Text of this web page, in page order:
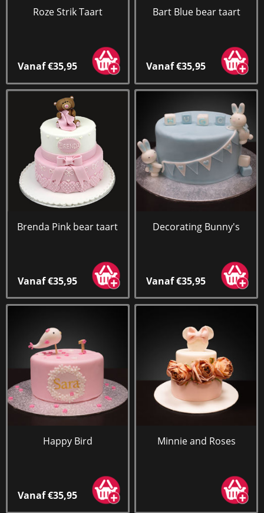
Roze Strik Taart
Vanaf €35,95
Bart Blue bear taart
Vanaf €35,95
Brenda Pink bear taart
Vanaf €35,95
Decorating Bunny's
Vanaf €35,95
Happy Bird
Vanaf €35,95
Minnie and Roses